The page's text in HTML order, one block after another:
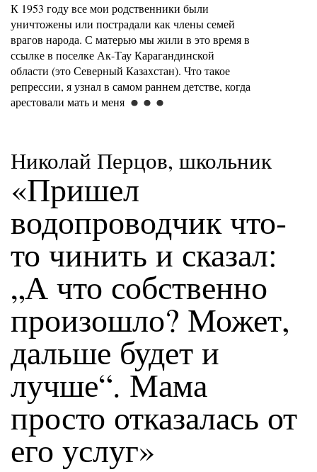
К 1953 году все мои родственники были
уничтожены или пострадали как члены семей
врагов народа. С матерью мы жили в это время в
ссылке в поселке Ак-Тау Карагандинской
области (это Северный Казахстан). Что такое
репрессии, я узнал в самом раннем детстве, когда
арестовали мать и меня
Николай Перцов, школьник
«Пришел
водопроводчик что-
то чинить и сказал:
„А что собственно
произошло? Может,
дальше будет и
лучше“. Мама
просто отказалась от
его услуг»